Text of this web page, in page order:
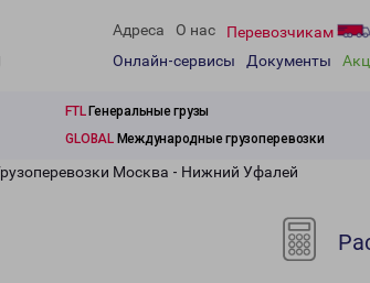
Адреса О нас Перевозчикам
Онлайн-сервисы
Документы
FTLГенеральные грузы
GLOBALМеждународные грузоперевозки
Москва - Нижний Уфалей